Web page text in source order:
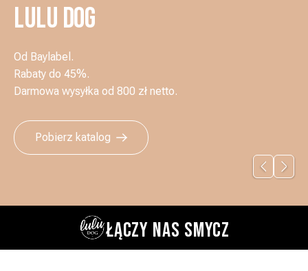
LULU DOG
Od Baylabel.
Rabaty do 45%.
Darmowa wysyłka od 800 zł netto.
Pobierz katalog
ŁĄCZY NAS SMYCZ